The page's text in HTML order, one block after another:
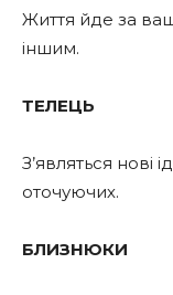
Життя йде за
іншим.
ТЕЛЕЦЬ
З’являться нові
оточуючих.
БЛИЗНЮКИ